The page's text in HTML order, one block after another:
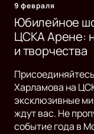
9 февраля
Юбилейное
ЦСКА Арене:
и творчества
Харламова на
эксклюзивные
ждут вас. Не
событие года в